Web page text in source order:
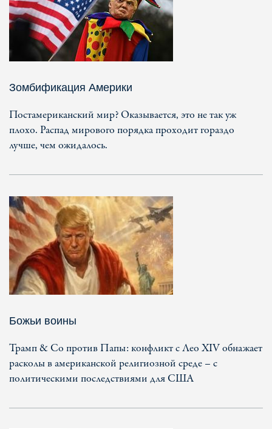
Зомбификация Америки
Постамериканский мир? Оказывается, это не так уж
плохо. Распад мирового порядка проходит гораздо
лучше, чем ожидалось.
Божьи воины
Трамп & Co против Папы: конфликт с Лео XIV обнажает
расколы в американской религиозной среде – с
политическими последствиями для США